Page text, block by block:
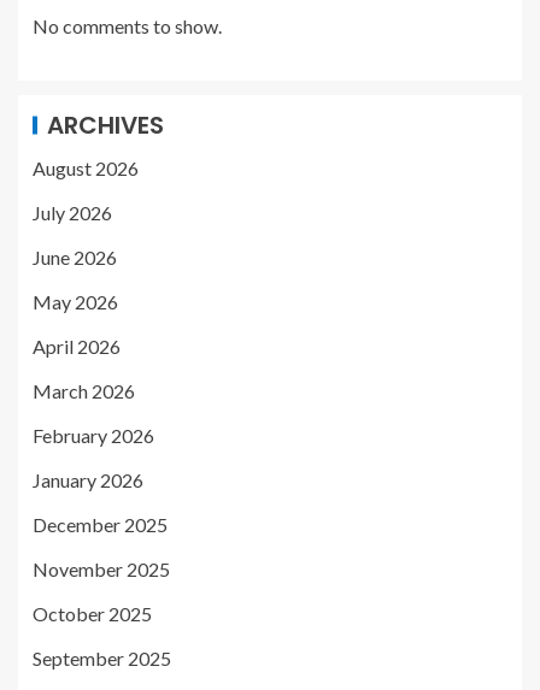
No comments to show.
ARCHIVES
August 2026
July 2026
June 2026
May 2026
April 2026
March 2026
February 2026
January 2026
December 2025
November 2025
October 2025
September 2025